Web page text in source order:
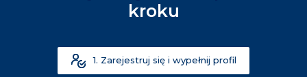
kroku
1. Zarejestruj się i wypełnij profil